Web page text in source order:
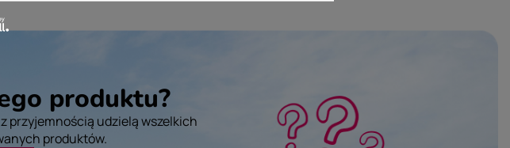
produktu?
przyjemnością udzielą wszelkich
produktów.